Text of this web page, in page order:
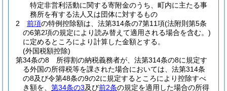
特定非営利活動に関する寄附金のうち、町内に主たる事
務所を有する法人又は団体に対するもの
2
前項の特例控除額は、法第314条の7第11項(法附則第5条
の6第2項の規定により読み替えて適用される場合を含む。)
に定めるところにより計算した金額とする。
(外国税額控除)
第34条の8
所得割の納税義務者が、法第314条の8に規定す
る外国の所得税等を課された場合においては、法第314条
の8及び令第48条の9の2に規定するところにより控除すべ
き額を、 第34条の3及び前2条の規定を適用した場合の所得